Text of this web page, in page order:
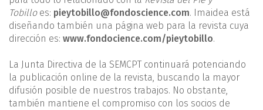
Tobillo es: pieytobillo@fondoscience.com. Imaidea está
diseñando también una página web para la revista cuya
dirección es: www.fondocience.com/pieytobillo.
La Junta Directiva de la SEMCPT continuará potenciando
la publicación online de la revista, buscando la mayor
difusión posible de nuestros trabajos. No obstante,
también mantiene el compromiso con los socios de